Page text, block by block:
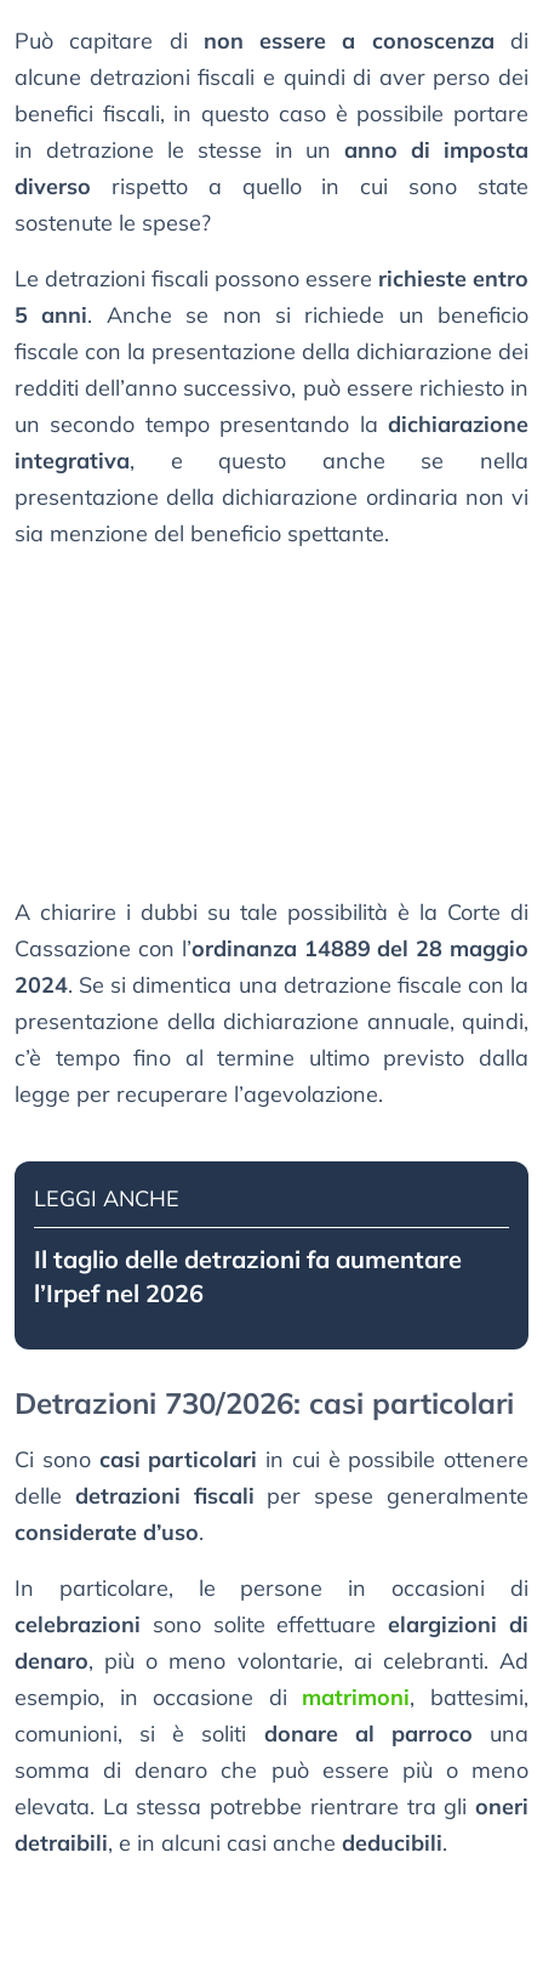
Può capitare di non essere a conoscenza di
alcune detrazioni fiscali e quindi di aver perso dei
benefici fiscali, in questo caso è possibile portare
in detrazione le stesse in unanno di imposta
diverso rispetto a quello in cui sono state
sostenute le spese?
Le detrazioni fiscali possono essere richieste entro
5 anni. Anche se non si richiede un beneficio
fiscale con la presentazione della dichiarazione dei
redditi dell’anno successivo, può essere richiesto in
un secondo tempo presentando la dichiarazione
integrativa, e questo anche se nella
presentazione della dichiarazione ordinaria non vi
sia menzione del beneficio spettante.
A chiarire i dubbi su tale possibilità è la Corte di
Cassazione con l’ordinanza 14889 del 28 maggio
2024. Se si dimentica una detrazione fiscale con la
presentazione della dichiarazione annuale, quindi,
c’è tempo fino al termine ultimo previsto dalla
legge per recuperare l’agevolazione.
LEGGI ANCHE
Il taglio delle detrazioni fa aumentare
l’Irpef nel 2026
Detrazioni 730/2026: casi particolari
Ci sono casi particolari in cui è possibile ottenere
delle detrazioni fiscali per spese generalmente
considerate d’uso.
In particolare, le persone in occasioni di
celebrazioni sono solite effettuareelargizioni di
denaro, più o meno volontarie, ai celebranti. Ad
esempio, in occasione di matrimoni, battesimi,
comunioni, si è soliti donare al parroco una
somma di denaro che può essere più o meno
elevata. La stessa potrebbe rientrare tra gli oneri
detraibili, e in alcuni casi anche deducibili.